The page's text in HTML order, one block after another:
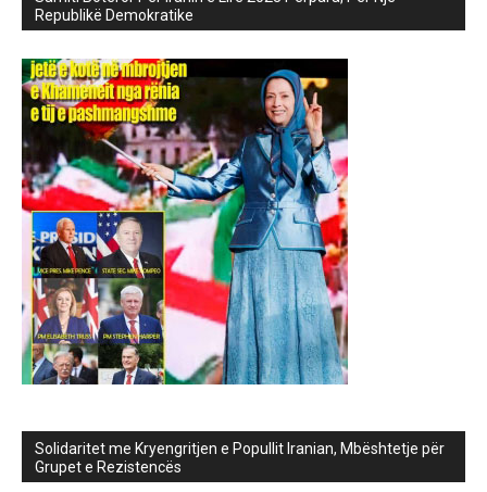
Republikë Demokratike
Solidaritet me Kryengritjen e Popullit Iranian, Mbështetje për
Grupet e Rezistencës